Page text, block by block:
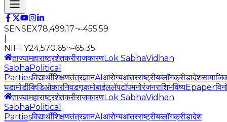
SENSEX78,499.17
-455.59
NIFTY24,570.65
-65.35
ताज्यामहाराष्ट्रशेतकरीराजकारणLok SabhaVidhan
SabhaPolitical
Partiesविद्यार्थीशिक्षणतंत्रज्ञानAIआरोग्यआंतरराष्ट्रीयब्लॉगक्रीडादेश
घडामोडीव्हिडिओकारनिवडणूकमोबाईललॅपटॉपमनोरंजनराशिभविष्यEpaper
ताज्यामहाराष्ट्रशेतकरीराजकारणLok SabhaVidhan
SabhaPolitical
Partiesविद्यार्थीशिक्षणतंत्रज्ञानAIआरोग्यआंतरराष्ट्रीयब्लॉगक्रीडादेश